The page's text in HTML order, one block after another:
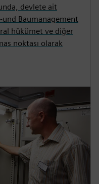
devlete ait
Baumanagement
hükümet ve diğer
noktası olarak